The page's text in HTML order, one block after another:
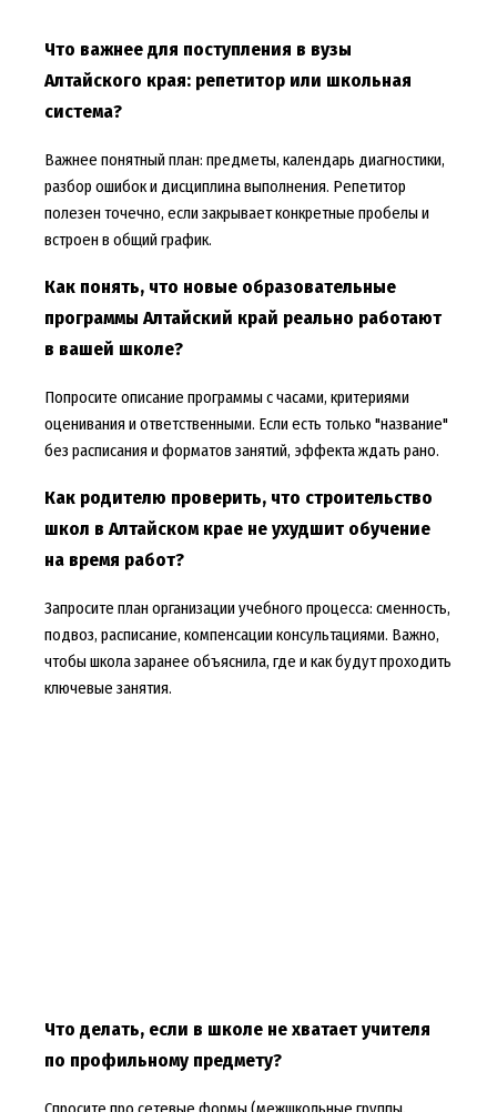
Что важнее для поступления в вузы
Алтайского края: репетитор или школьная
система?
Важнее понятный план: предметы, календарь диагностики,
разбор ошибок и дисциплина выполнения. Репетитор
полезен точечно, если закрывает конкретные пробелы и
встроен в общий график.
Как понять, что новые образовательные
программы Алтайский край реально работают
в вашей школе?
Попросите описание программы с часами, критериями
оценивания и ответственными. Если есть только "название"
без расписания и форматов занятий, эффекта ждать рано.
Как родителю проверить, что строительство
школ в Алтайском крае не ухудшит обучение
на время работ?
Запросите план организации учебного процесса: сменность,
подвоз, расписание, компенсации консультациями. Важно,
чтобы школа заранее объяснила, где и как будут проходить
ключевые занятия.
Что делать, если в школе не хватает учителя
по профильному предмету?